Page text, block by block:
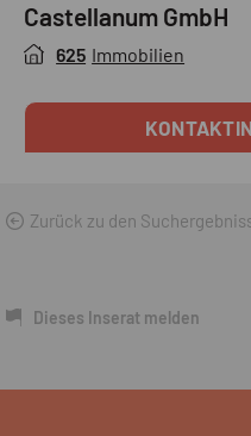
Castellanum GmbH
625 Immobilien
Zurück zu den
Dieses Inserat melden